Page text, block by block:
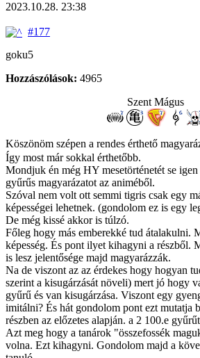
2023.10.28. 23:38
#177
goku5
Hozzászólások: 4965
Szent Mágus
Köszönöm szépen a rendes érthető
Így most már sokkal érthetőbb.
Mondjuk én még HY mesetörténetét se
gyűrűs magyarázatot az animéből.
Szóval nem volt ott semmi tigris csak egy
képességei lehetnek. (gondolom ez is egy
De még kissé akkor is túlzó.
Főleg hogy más emberekké tud átalakulni.
képesség. És pont ilyet kihagyni a részből.
is lesz jelentősége majd magyarázzák.
Na de viszont az az érdekes hogy hogyan
szerint a kisugárzását növeli) mert jó hogy
gyűrű és van kisugárzása. Viszont egy
imitálni? És hát gondolom pont ezt mutatja
részben az előzetes alapján. a 2 100.e
Azt meg hogy a tanárok "összefossék
volna. Ezt kihagyni. Gondolom majd a